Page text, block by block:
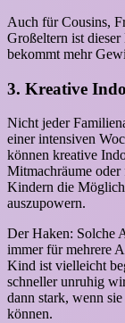
Auch für Cousins,
Großeltern ist
bekommt mehr
3. Kreative
Nicht jeder
einer intensiven
können kreative
Mitmachräume
Kindern die
auszupowern.
Der Haken: Solche
immer für mehrere
Kind ist vielleicht
schneller unruhig
dann stark, wenn
können.